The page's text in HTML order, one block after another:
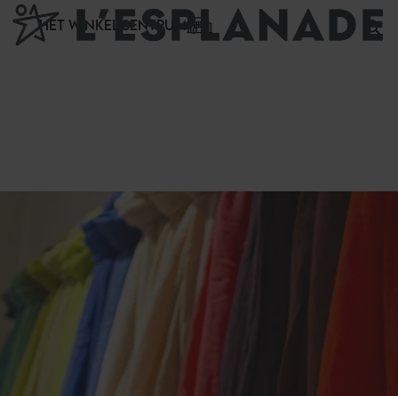
HET WINKELCENTRUM
Cookies beheer paneel